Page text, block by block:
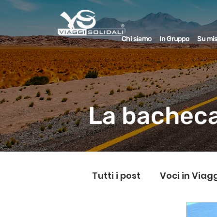
Chi siamo In Gruppo Su
La
Tutti i post Voci in